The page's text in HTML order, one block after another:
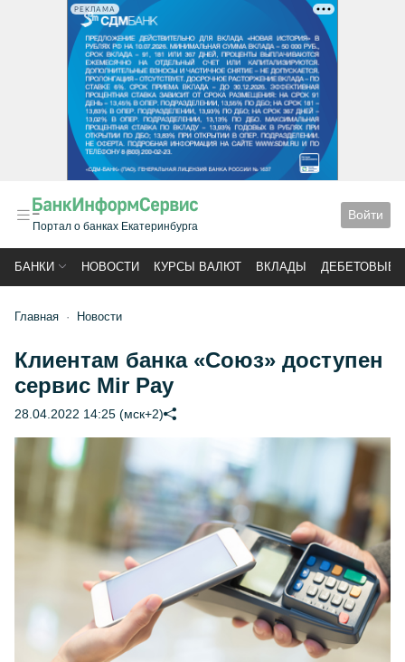
РЕКЛАМА
Портал о банках Екатеринбурга
Войти
БАНКИ НОВОСТИ КУРСЫ ВАЛЮТ ВКЛАДЫ ДЕБЕТОВЫЕ
Главная Новости
Клиентам банка «Союз» доступен
сервис Mir Pay
28.04.2022 14:25 (мск+2)